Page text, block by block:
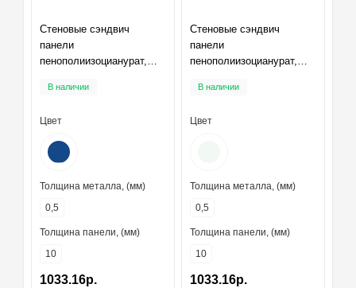
Стеновые сэндвич
панели
пенополиизоцианурат,
толщина 10 мм, RAL5005
В наличии
Цвет
Толщина металла, (мм)
0,5
Толщина панели, (мм)
10
1033.16р.
Стеновые сэндвич
панели
пенополиизоцианурат,
толщина 10 мм, RAL9003
В наличии
Цвет
Толщина металла, (мм)
0,5
Толщина панели, (мм)
10
1033.16р.